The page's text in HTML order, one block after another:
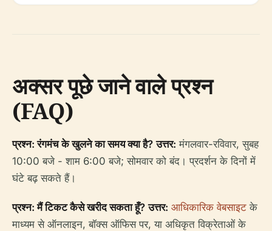
अक्सर पूछे जाने वाले प्रश्न
(FAQ)
प्रश्न: रंगमंच के खुलने का समय क्या है? उत्तर: मंगलवार-रविवार, सुबह
10:00 बजे - शाम 6:00 बजे; सोमवार को बंद। प्रदर्शन के दिनों में
घंटे बढ़ सकते हैं।
प्रश्न: मैं टिकट कैसे खरीद सकता हूँ? उत्तर: आधिकारिक वेबसाइट के
माध्यम से ऑनलाइन, बॉक्स ऑफिस पर, या अधिकृत विक्रेताओं के